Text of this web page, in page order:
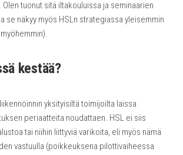
Olen tuonut sitä iltakouluissa ja seminaarien
se näkyy myös HSLn strategiassa yleisemmin
kestää?
yksityisiltä toimijoilta laissa
periaatteita noudattaen. HSL ei siis
tai niihin liittyviä varikoita, eli myös nämä
vastuulla (poikkeuksena pilottivaiheessa